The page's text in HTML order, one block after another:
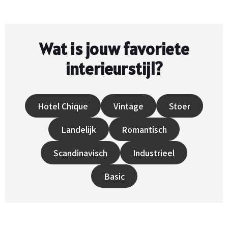
Wat is jouw favoriete
interieurstijl?
Hotel Chique Vintage
Stoer
Landelijk
Romantisch
Scandinavisch
Industrieel
Basic